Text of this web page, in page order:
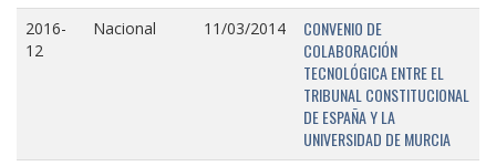
2016-
12
Nacional 11/03/2014
CONVENIO DE
COLABORACIÓN
TECNOLÓGICA ENTRE EL
TRIBUNAL CONSTITUCIONAL
DE ESPAÑA Y LA
UNIVERSIDAD DE MURCIA